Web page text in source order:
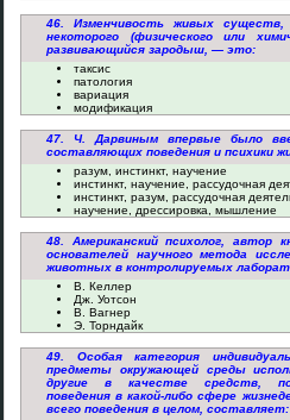
46. Изменчивость живых существ,
некоторого (физического или
развивающийся зародыш, — это:
таксис
патология
вариация
модификация
47. Ч. Дарвиным впервые было
составляющих поведения и психики
разум, инстинкт, научение
инстинкт, научение, рассудочная
инстинкт, разум, рассудочная
научение, дрессировка, мышление
48. Американский психолог, автор
основателей научного метода
животных в контролируемых
В. Келлер
Дж. Уотсон
В. Вагнер
Э. Торндайк
49. Особая категория
предметы окружающей среды
другие в качестве средств,
поведения в какой-либо сфере
всего поведения в целом, составляет: